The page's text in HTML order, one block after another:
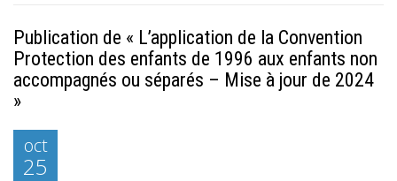
Publication de « L’application de la Convention
Protection des enfants de 1996 aux enfants non
accompagnés ou séparés – Mise à jour de 2024
»
oct
25